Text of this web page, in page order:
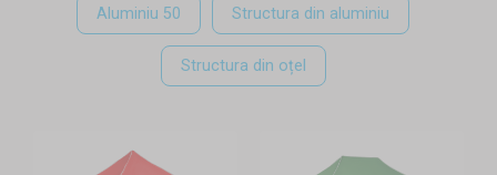
grădină, la organizarea evenimentelor corporatisete, a
petrecerilor de familie, etc.
Structura tip acordeon se regăsește în oferta noastră în mai
Aluminiu 50 Structura din aluminiu
Structura din oțel